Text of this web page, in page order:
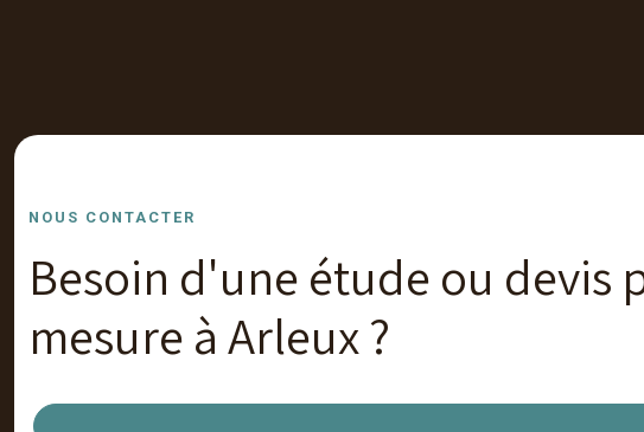
NOUS CONTACTER
Besoin d'une étude ou devis
mesure à Arleux ?